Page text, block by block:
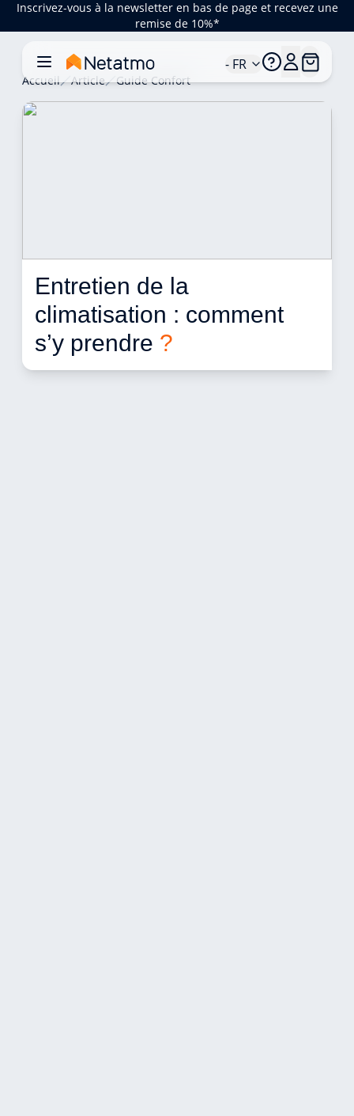
Inscrivez-vous à la newsletter en bas de page et recevez une
remise de 10%*
- FR
Accueil Article Guide Confort
Entretien de la
climatisation : comment
s’y prendre ?